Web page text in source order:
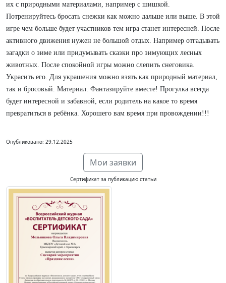
их с природными материалами, например с шишкой.
Потренируйтесь бросать снежки как можно дальше или выше. В этой
игре чем больше будет участников тем игра станет интересней. После
активного движения нужен не большой отдых. Например отгадывать
загадки о зиме или придумывать сказки про зимующих лесных
животных. После спокойной игры можно слепить снеговика.
Украсить его. Для украшения можно взять как природный материал,
так и бросовый. Материал. Фантазируйте вместе! Прогулка всегда
будет интересной и забавной, если родитель на какое то время
превратиться в ребёнка. Хорошего вам время при провождении!!!
Опубликовано: 29.12.2025
Мои заявки
Сертификат за публикацию статьи